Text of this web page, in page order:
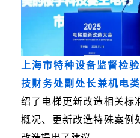
上海市特种设备监督检
技财务处副处长兼机电
绍了电梯更新改造相关标
概况、更新改造特殊案例